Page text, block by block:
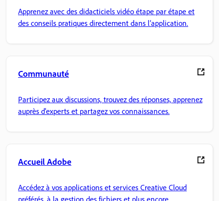
Apprenez avec des didacticiels vidéo étape par étape et
des conseils pratiques directement dans l’application.
Communauté
Participez aux discussions, trouvez des réponses, apprenez
auprès d'experts et partagez vos connaissances.
Accueil Adobe
Accédez à vos applications et services Creative Cloud
préférés, à la gestion des fichiers et plus encore.